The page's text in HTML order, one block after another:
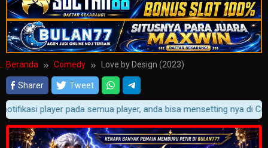
Beranda Comedy Love by Design (2023)
Sharer Tweet
player pada semua player, anda bisa mensetting nya di